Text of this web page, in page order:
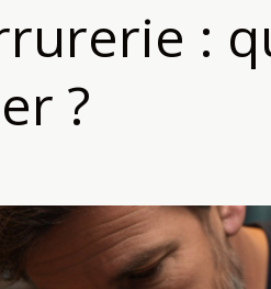
:
?